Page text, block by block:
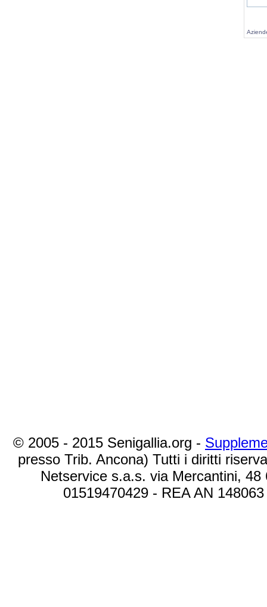
© 2005 - 2015 Senigallia.org -
presso Trib. Ancona) Tutti i diritti
Netservice s.a.s. via Mercantini,
01519470429 - REA AN